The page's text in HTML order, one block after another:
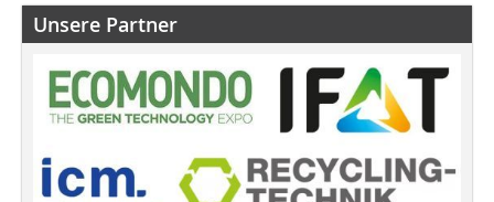
Unsere Partner